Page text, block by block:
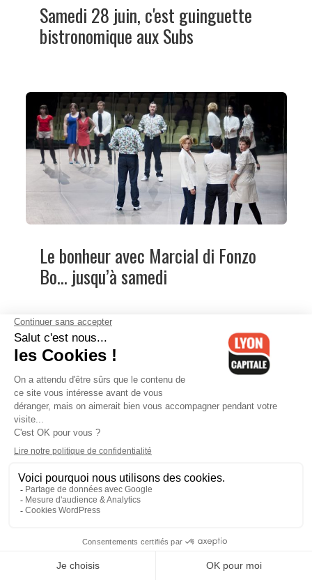
Samedi 28 juin, c'est guinguette
bistronomique aux Subs
Le bonheur avec Marcial di Fonzo
Bo... jusqu’à samedi
Dany Laferrière, un pyjama vert aux
Assises